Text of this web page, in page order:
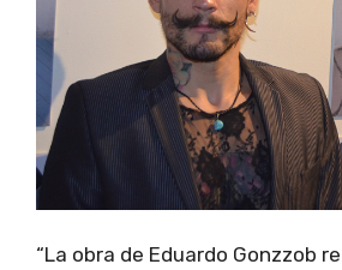
“La obra de Eduardo Gonzzob